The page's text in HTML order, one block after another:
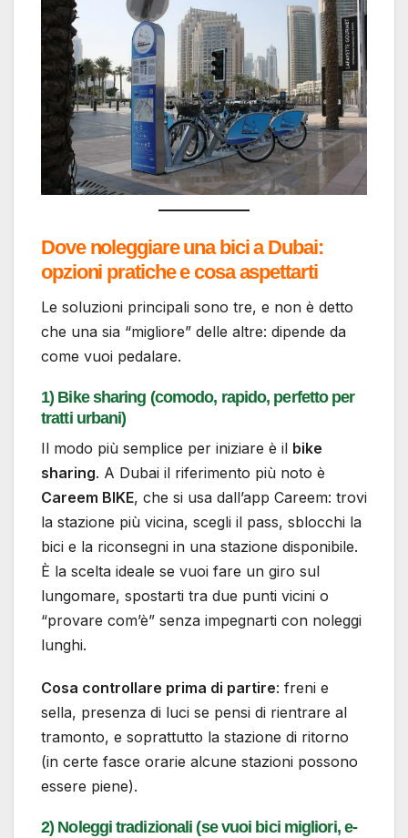
Dove noleggiare una bici a Dubai:
opzioni pratiche e cosa aspettarti
Le soluzioni principali sono tre, e non è detto
che una sia “migliore” delle altre: dipende da
come vuoi pedalare.
1) Bike sharing (comodo, rapido, perfetto per
tratti urbani)
Il modo più semplice per iniziare è il bike
sharing. A Dubai il riferimento più noto è
Careem BIKE, che si usa dall’app Careem: trovi
la stazione più vicina, scegli il pass, sblocchi la
bici e la riconsegni in una stazione disponibile.
È la scelta ideale se vuoi fare un giro sul
lungomare, spostarti tra due punti vicini o
“provare com’è” senza impegnarti con noleggi
lunghi.
Cosa controllare prima di partire: freni e
sella, presenza di luci se pensi di rientrare al
tramonto, e soprattutto la stazione di ritorno
(in certe fasce orarie alcune stazioni possono
essere piene).
2) Noleggi tradizionali (se vuoi bici migliori, e-